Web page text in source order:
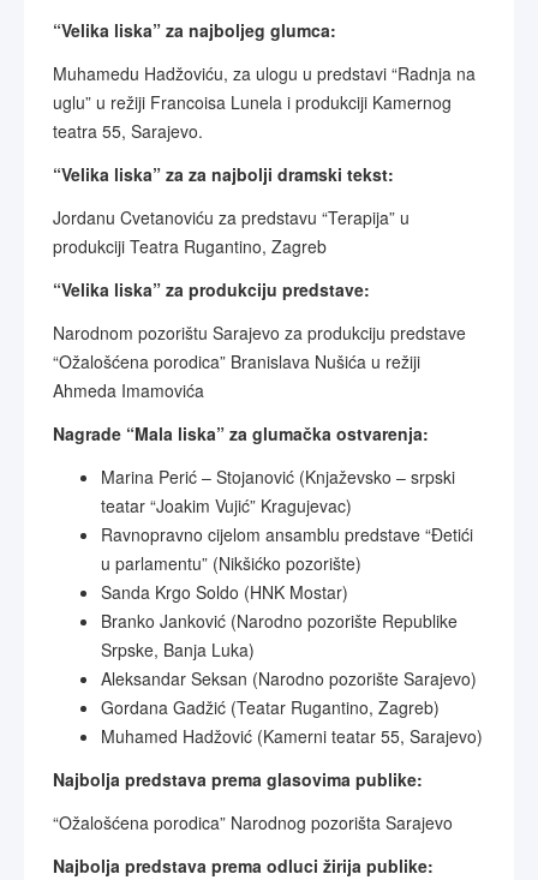
“Velika liska” za najboljeg glumca:
Muhamedu Hadžoviću, za ulogu u predstavi “Radnja na
uglu” u režiji Francoisa Lunela i produkciji Kamernog
teatra 55, Sarajevo.
“Velika liska” za za najbolji dramski tekst:
Jordanu Cvetanoviću za predstavu “Terapija” u
produkciji Teatra Rugantino, Zagreb
“Velika liska” za produkciju predstave:
Narodnom pozorištu Sarajevo za produkciju predstave
“Ožalošćena porodica” Branislava Nušića u režiji
Ahmeda Imamovića
Nagrade “Mala liska” za glumačka ostvarenja:
Marina Perić – Stojanović (Knjaževsko – srpski
teatar “Joakim Vujić” Kragujevac)
Ravnopravno cijelom ansamblu predstave “Đetići
u parlamentu” (Nikšićko pozorište)
Sanda Krgo Soldo (HNK Mostar)
Branko Janković (Narodno pozorište Republike
Srpske, Banja Luka)
Aleksandar Seksan (Narodno pozorište Sarajevo)
Gordana Gadžić (Teatar Rugantino, Zagreb)
Muhamed Hadžović (Kamerni teatar 55, Sarajevo)
Najbolja predstava prema glasovima publike:
“Ožalošćena porodica” Narodnog pozorišta Sarajevo
Najbolja predstava prema odluci žirija publike: